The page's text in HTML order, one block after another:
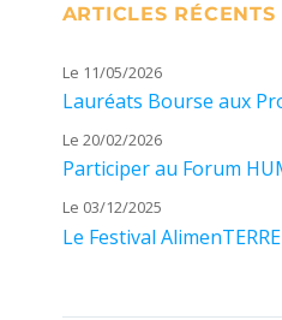
ARTICLES RÉCENTS
Le 11/05/2026
Lauréats Bourse aux
Le 20/02/2026
Participer au Forum
Le 03/12/2025
Le Festival